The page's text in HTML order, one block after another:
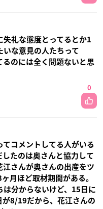
失礼な態度とってるとか1
いな意見の人たちって
るのには全く問題ないと思
0
てコメントしてる人がいる
たのは奥さんと協力して
さんが奥さんの出産をツ
月ほど取材期間がある。
は分からないけど、15日に
8/19だから、花江さんの